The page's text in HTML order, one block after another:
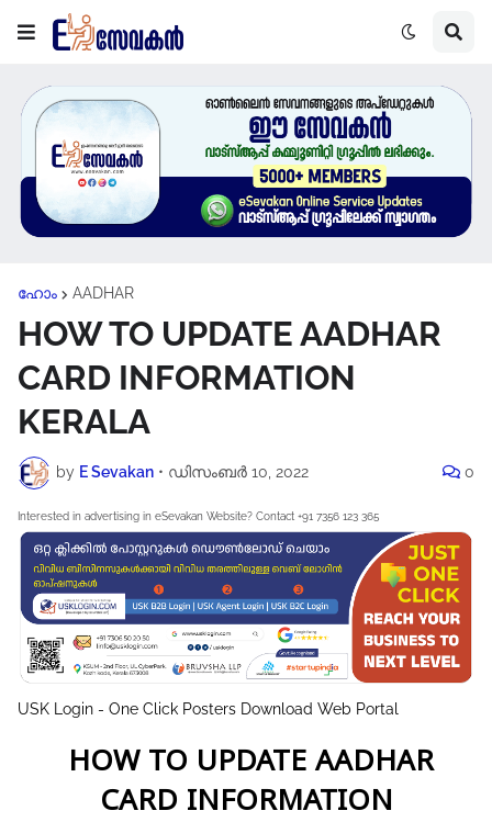
ഹോം AADHAR
HOW TO UPDATE AADHAR
CARD INFORMATION
KERALA
by E Sevakan • ഡിസംബർ 10, 2022 0
Interested in advertising in eSevakan Website? Contact +91 7356 123 365
USK Login - One Click Posters Download Web Portal
HOW TO UPDATE AADHAR
CARD INFORMATION